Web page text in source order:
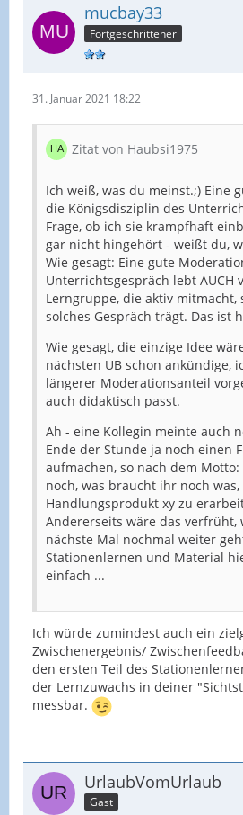
mucbay33
Fortgeschrittener
31. Januar 2021 18:22
Zitat von Haubsi1975
Ich weiß, was du meinst.;) Eine
die Königsdisziplin des
Frage, ob ich sie krampfhaft
gar nicht hingehört - weißt du,
Wie gesagt: Eine gute
Unterrichtsgespräch lebt AUCH
Lerngruppe, die aktiv mitmacht,
solches Gespräch trägt. Das ist
Wie gesagt, die einzige Idee
nächsten UB schon ankündige,
längerer Moderationsanteil
auch didaktisch passt.
Ah - eine Kollegin meinte auch
Ende der Stunde ja noch einen
aufmachen, so nach dem
noch, was braucht ihr noch was,
Handlungsprodukt xy zu
Andererseits wäre das verfrüht,
nächste Mal nochmal weiter
Stationenlernen und Material
einfach ...
Ich würde zumindest auch ein
Zwischenergebnis/
den ersten Teil des
der Lernzuwachs in deiner
messbar.
UrlaubVomUrlaub
Gast